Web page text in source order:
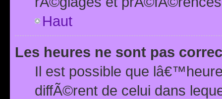
Haut
Les heures ne sont pas
Il est possible que
diffÃ©rent de celui dans